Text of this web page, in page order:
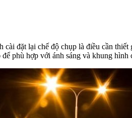
cài đặt lại chế độ chụp là điều cần
phù hợp với ánh sáng và khung